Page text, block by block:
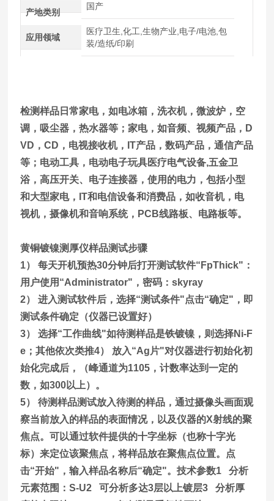
产地类别
国产
应用领域
医疗卫生,化工,生物产业,电子/电池,包
装/造纸/印刷
检测样品日常家电，如电冰箱，洗衣机，微波炉，空
调，吸尘器，热水器等；家电，如音频、视频产品，D
VD，CD，电视接收机，IT产品，数码产品，通信产品
等；电动工具，电动电子玩具医疗电气设备,五金卫
浴，高压开关、电子连接器，使用的电力，包括小型
和大型家电，IT和电信设备和消费品，如收音机，电
视机，摄像机和音响系统，PCB线路板、电路板等。
黄铜镀镍测厚仪样品测试步骤
1） 每天开机预热30分钟后打开测试软件“FpThick"：
用户使用“Administrator"，密码：skyray
2） 进入测试软件后，选择“测试条件"点击“确定"，即
测试条件确定（仪器已设置好）
3） 选择“工作曲线"如待测样品是铁镀镍，则选择Ni-F
e；其他依次类推4） 放入“Ag片"对仪器进行初始化初
始化完成后，（峰通道为1105，计数率达到一定的
数，如300以上）。
5） 待测样品测试放入待测的样品，通过摄像头画面观
察当前放入的样品的表面情况，以及仪器的X射线的聚
焦点。可以通过软件提供的十字坐标（也称十字光
标）来定位该聚焦点，将样品放在聚焦点位置。点
击“开始"，输入样品名称后“确定"。技术参数1 分析
元素范围：S-U2 可分析多达3层以上镀层3 分析厚